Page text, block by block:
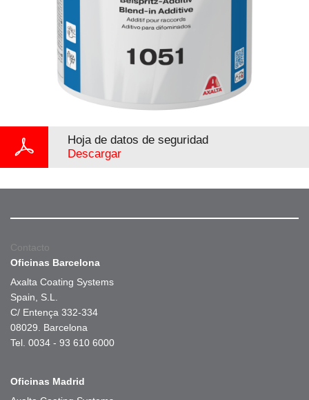
Hoja de datos de seguridad
Descargar
Contacto
Oficinas Barcelona
Axalta Coating Systems
Spain, S.L.
C/ Entença 332-334
08029. Barcelona
Tel. 0034 - 93 610 6000
Oficinas Madrid